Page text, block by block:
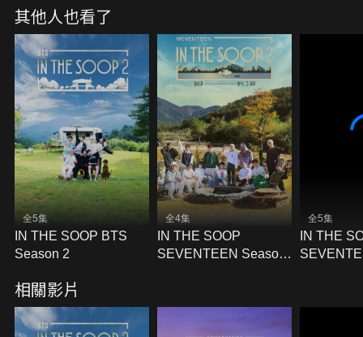
其他人也看了
全5集
IN THE SOOP BTS
Season 2
全4集
IN THE SOOP
SEVENTEEN Season
全5集
IN THE
相關影片